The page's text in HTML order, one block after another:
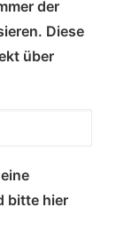
der
Diese
über
bitte hier